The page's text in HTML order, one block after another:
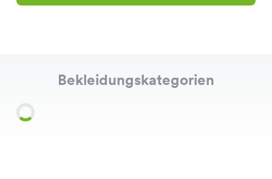
Bekleidungskategorien